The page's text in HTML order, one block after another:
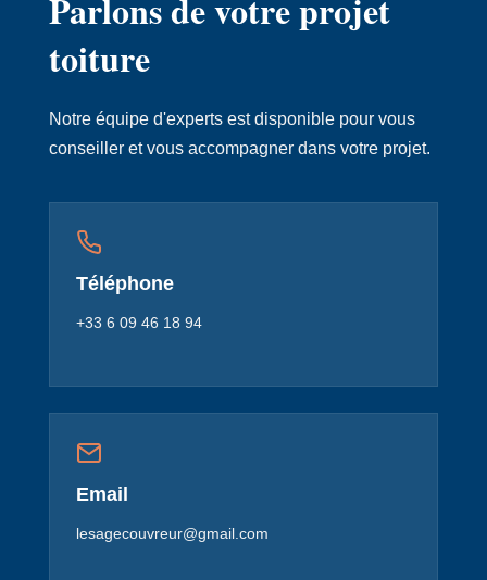
toiture
Notre équipe d'experts est disponible pour vous
conseiller et vous accompagner dans votre projet.
Téléphone
+33 6 09 46 18 94
Email
lesagecouvreur@gmail.com